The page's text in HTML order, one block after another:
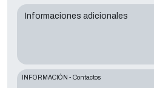
Informaciones adicionales
INFORMACIÓN - Contactos